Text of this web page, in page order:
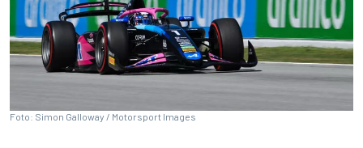
Foto: Simon Galloway / Motorsport Images